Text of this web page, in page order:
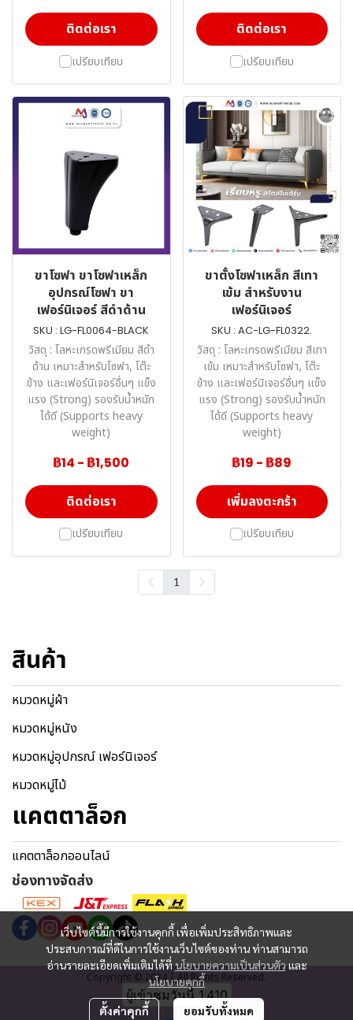
ติดต่อเรา
เปรียบเทียบ
ติดต่อเรา
เปรียบเทียบ
ขาโซฟา ขาโซฟาเหล็ก
อุปกรณ์โซฟา ขา
เฟอร์นิเจอร์ สีดำด้าน
SKU : LG-FL0064-BLACK
วัสดุ : โลหะเกรดพรีเมียม สีดำ
ด้าน เหมาะสำหรับโซฟา, โต๊ะ
ข้าง และเฟอร์นิเจอร์อื่นๆ แข็ง
แรง (Strong) รองรับน้ำหนัก
ได้ดี (Supports heavy
weight)
฿14 - ฿1,500
ติดต่อเรา
เปรียบเทียบ
ขาตั้งโซฟาเหล็ก สีเทา
เข้ม สำหรับงาน
เฟอร์นิเจอร์
SKU : AC-LG-FL0322.
วัสดุ : โลหะเกรดพรีเมียม สีเทา
เข้ม เหมาะสำหรับโซฟา, โต๊ะ
ข้าง และเฟอร์นิเจอร์อื่นๆ แข็ง
แรง (Strong) รองรับน้ำหนัก
ได้ดี (Supports heavy
weight)
฿19 - ฿89
เพิ่มลงตะกร้า
เปรียบเทียบ
1
เว็บไซต์นี้มีการใช้งานคุกกี้ เพื่อเพิ่มประสิทธิภาพและ
ประสบการณ์ที่ดีในการใช้งานเว็บไซต์ของท่าน ท่านสามารถ
อ่านรายละเอียดเพิ่มเติมได้ที่ นโยบายความเป็นส่วนตัว และ
นโยบายคุกกี้
ตั้งค่าคุกกี้ ยอมรับทั้งหมด
สินค้า
หมวดหมู่ผ้า
หมวดหมู่หนัง
หมวดหมู่อุปกรณ์ เฟอร์นิเจอร์
หมวดหมู่ไม้
แคตตาล็อก
แคตตาล็อกออนไลน์
ช่องทางจัดส่ง
Copyright © 2024 | All Rights Reserved.
ผู้เข้าชมวันนี้1,410